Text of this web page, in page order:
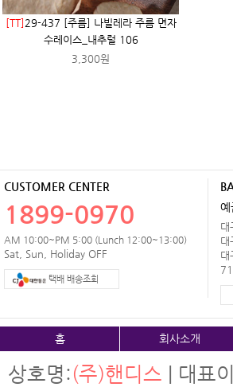
[TT] 29-437 [주름] 나빌레라 주름 면자
수레이스_내추럴 106
3,300원
CUSTOMER CENTER
1899-0970
AM 10:00~PM 5:00 (Lunch 12:00~13:00)
Sat, Sun, Holiday OFF
택배 배송조회
예
71
홈 회사소개
상호명:(주)핸디스 | 대표